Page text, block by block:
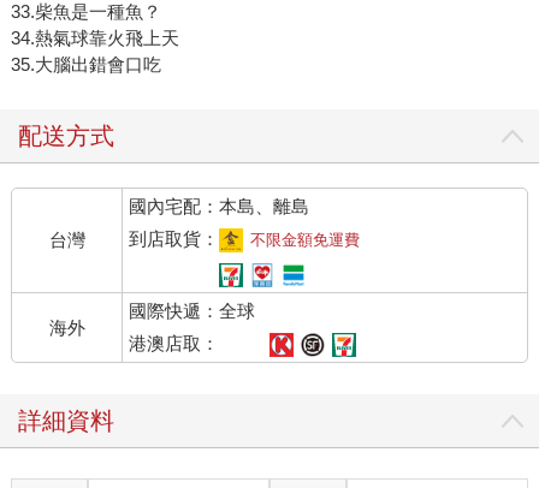
33.柴魚是一種魚？
34.熱氣球靠火飛上天
35.大腦出錯會口吃
配送方式
台灣
國內宅配：本島、離島
到店取貨：
不限金額免運費
海外
國際快遞：全球
港澳店取：
詳細資料